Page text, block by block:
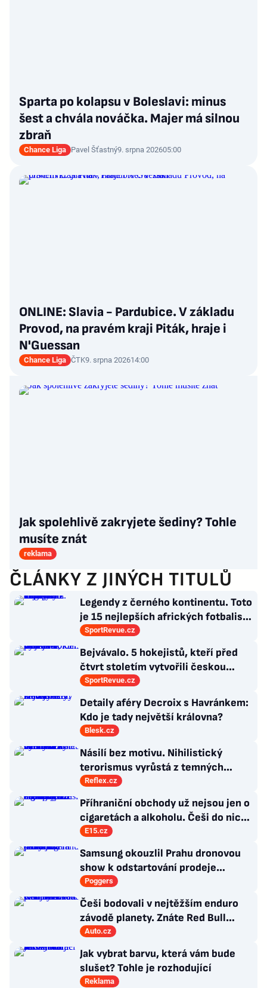
Sparta po kolapsu v Boleslavi: minus
šest a chvála nováčka. Majer má silnou
zbraň
Chance Liga Pavel Šťastný9. srpna 202605:00
ONLINE: Slavia - Pardubice. V základu
Provod, na pravém kraji Piták, hraje i
N'Guessan
Chance Liga ČTK9. srpna 202614:00
Jak spolehlivě zakryjete šediny? Tohle
musíte znát
reklama
ČLÁNKY Z JINÝCH TITULŮ
Legendy z černého kontinentu. Toto
je 15 nejlepších afrických fotbalistů
všech dob
SportRevue.cz
Bejvávalo. 5 hokejistů, kteří před
čtvrt stoletím vytvořili českou
kolonii v Ottawě
SportRevue.cz
Detaily aféry Decroix s Havránkem:
Kdo je tady největší královna?
Blesk.cz
Násilí bez motivu. Nihilistický
terorismus vyrůstá z temných
koutů internetu a míří i na malé děti
Reflex.cz
Příhraniční obchody už nejsou jen o
cigaretách a alkoholu. Češi do nich
jezdí nakupovat zcela jiné zboží
E15.cz
Samsung okouzlil Prahu dronovou
show k odstartování prodeje
nových produktů
Poggers
Češi bodovali v nejtěžším enduro
závodě planety. Znáte Red Bull
Romaniacs?
Auto.cz
Jak vybrat barvu, která vám bude
slušet? Tohle je rozhodující
Reklama